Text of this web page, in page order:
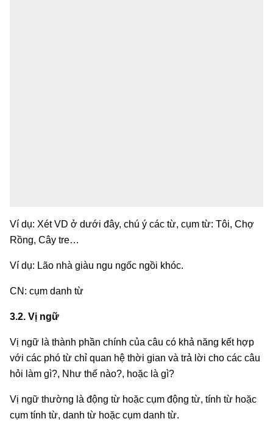
Ví dụ: Xét VD ở dưới đây, chú ý các từ, cụm từ: Tôi, Chợ
Rồng, Cây tre…
Ví dụ: Lão nhà giàu ngu ngốc ngồi khóc.
CN: cụm danh từ
3.2. Vị ngữ
Vị ngữ là thành phần chính của câu có khả năng kết hợp
với các phó từ chỉ quan hệ thời gian và trả lời cho các câu
hỏi làm gì?, Như thế nào?, hoặc là gì?
Vị ngữ thường là động từ hoặc cụm động từ, tính từ hoặc
cụm tính từ, danh từ hoặc cụm danh từ.